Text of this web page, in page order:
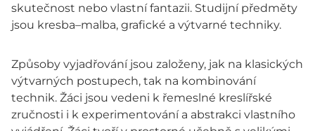
skutečnost nebo vlastní fantazii. Studijní předměty
jsou kresba–malba, grafické a výtvarné techniky.
Způsoby vyjadřování jsou založeny, jak na klasických
výtvarných postupech, tak na kombinování
technik. Žáci jsou vedeni k řemeslné kreslířské
zručnosti i k experimentování a abstrakci vlastního